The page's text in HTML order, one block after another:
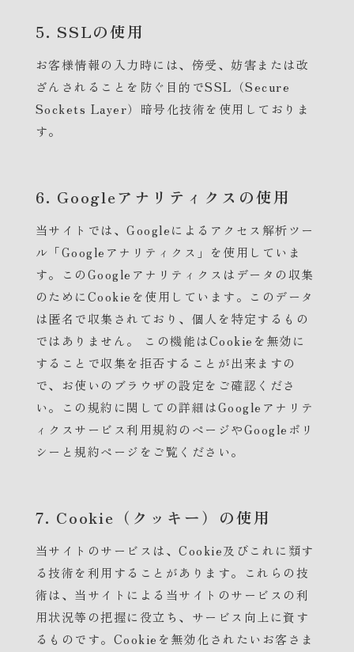
5. SSLの使用
お客様情報の入力時には、傍受、妨害または改
ざんされることを防ぐ目的でSSL（Secure
Sockets Layer）暗号化技術を使用しておりま
す。
6. Googleアナリティクスの使用
当サイトでは、Googleによるアクセス解析ツー
ル「Googleアナリティクス」を使用していま
す。このGoogleアナリティクスはデータの収集
のためにCookieを使用しています。このデータ
は匿名で収集されており、個人を特定するもの
ではありません。 この機能はCookieを無効に
することで収集を拒否することが出来ますの
で、お使いのブラウザの設定をご確認くださ
い。この規約に関しての詳細はGoogleアナリテ
ィクスサービス利用規約のページやGoogleポリ
シーと規約ページをご覧ください。
7. Cookie（クッキー）の使用
当サイトのサービスは、Cookie及びこれに類す
る技術を利用することがあります。これらの技
術は、当サイトによる当サイトのサービスの利
用状況等の把握に役立ち、サービス向上に資す
るものです。Cookieを無効化されたいお客さま